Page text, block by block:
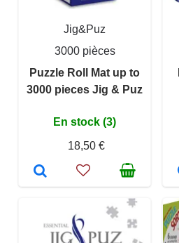
Jig&Puz
3000 pièces
Puzzle Roll Mat up to
3000 pieces Jig & Puz
En stock (3)
18,50 €